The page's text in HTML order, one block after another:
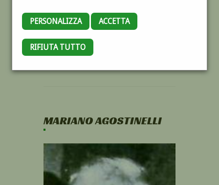
PERSONALIZZA ACCETTA
RIFIUTA TUTTO
MARIANO AGOSTINELLI